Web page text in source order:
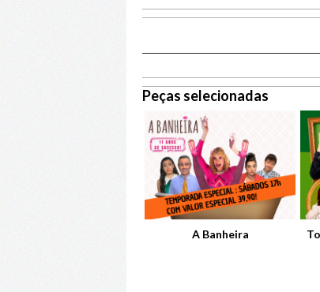
Peças selecionadas
A Banheira